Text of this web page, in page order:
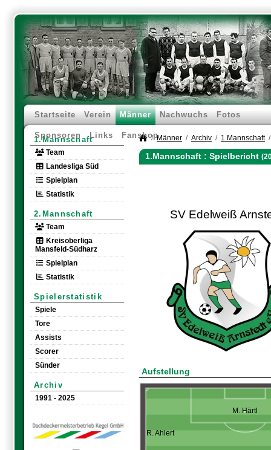
Startseite Verein Männer Nachwuchs Fotos
Sponsoren Links Fanshop
1.Mannschaft
Team
Landesliga Süd
Spielplan
Statistik
2.Mannschaft
Team
Kreisoberliga
Mansfeld-Südharz
Spielplan
Statistik
Spielerstatistik
Spiele
Tore
Assists
Scorer
Sünder
Archiv
1991 - 2025
Männer Archiv 1.Mannschaft
1.Mannschaft : Spielbericht
SV Edelweiß
Aufstellung
M. Härtl
R. Ahlert